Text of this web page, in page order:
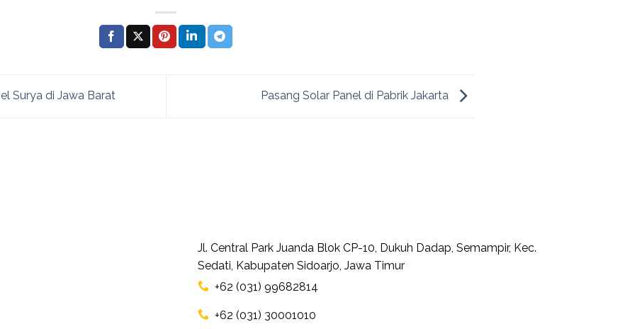
Surya di Jawa Barat Pasang Solar Panel di Pabrik Jakarta
Jl. Central Park Juanda Blok CP-10, Dukuh Dadap, Semampir, Kec.
Sedati, Kabupaten Sidoarjo, Jawa Timur
+62 (031) 99682814
+62 (031) 30001010